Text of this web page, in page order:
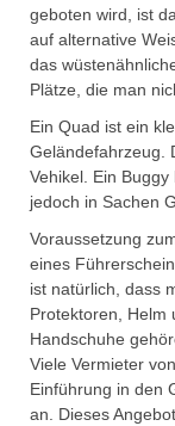
geboten wird, ist
auf alternative
das
Plätze, die man
Ein Quad ist ein
Geländefahrzeug.
Vehikel. Ein
jedoch in Sachen
Voraussetzung
eines
ist natürlich, dass
Protektoren, Helm
Handschuhe
Viele Vermieter
Einführung in den
an. Dieses